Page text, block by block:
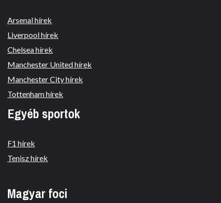
Arsenal hírek
Liverpool hírek
Chelsea hírek
Manchester United hírek
Manchester City hírek
Tottenham hírek
Egyéb sportok
F1 hírek
Tenisz hírek
Magyar foci